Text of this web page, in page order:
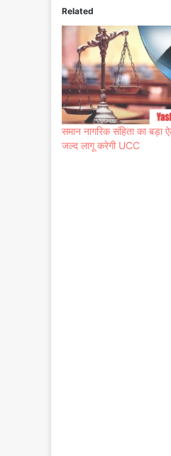
Related
समान नागरिक संहिता का बड़ा
जल्द लागू करेगी UCC